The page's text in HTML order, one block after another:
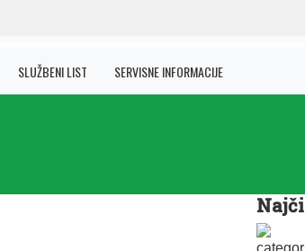
SLUŽBENI LIST SERVISNE INFORMACIJE